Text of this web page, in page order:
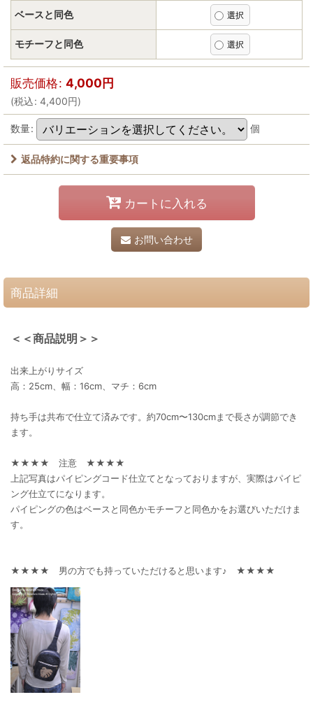
ベースと同色
モチーフと同色
販売価格: 4,000円
(税込: 4,400円)
数量: 個
返品特約に関する重要事項
カートに入れる
お問い合わせ
商品詳細
＜＜商品説明＞＞
出来上がりサイズ
高：25cm、幅：16cm、マチ：6cm
持ち手は共布で仕立て済みです。約70cm〜130cmまで長さが調節でき
ます。
★★★★ 注意 ★★★★
上記写真はパイピングコード仕立てとなっておりますが、実際はパイピ
ング仕立てになります。
パイピングの色はベースと同色かモチーフと同色かをお選びいただけま
す。
★★★★ 男の方でも持っていただけると思います♪ ★★★★